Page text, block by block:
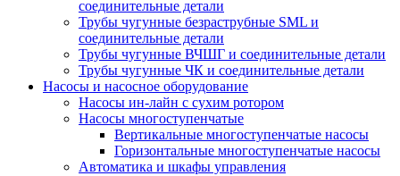
соединительные детали
Трубы чугунные безраструбные SML и
соединительные детали
Трубы чугунные ВЧШГ и соединительные детали
Трубы чугунные ЧК и соединительные детали
Насосы и насосное оборудование
Насосы ин-лайн с сухим ротором
Насосы многоступенчатые
Вертикальные многоступенчатые насосы
Горизонтальные многоступенчатые насосы
Автоматика и шкафы управления